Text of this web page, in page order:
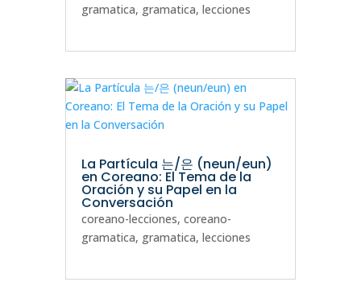
gramatica, gramatica, lecciones
La Partícula 는/은 (neun/eun)
en Coreano: El Tema de la
Oración y su Papel en la
Conversación
coreano-lecciones, coreano-
gramatica, gramatica, lecciones